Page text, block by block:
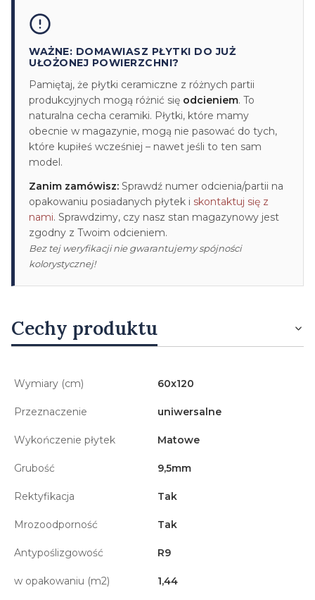
WAŻNE: DOMAWIASZ PŁYTKI DO JUŻ
UŁOŻONEJ POWIERZCHNI?
Pamiętaj, że płytki ceramiczne z różnych partii
produkcyjnych mogą różnić się odcieniem. To
naturalna cecha ceramiki. Płytki, które mamy
obecnie w magazynie, mogą nie pasować do tych,
które kupiłeś wcześniej – nawet jeśli to ten sam
model.
Zanim zamówisz: Sprawdź numer odcienia/partii na
opakowaniu posiadanych płytek i skontaktuj się z
nami. Sprawdzimy, czy nasz stan magazynowy jest
zgodny z Twoim odcieniem.
Bez tej weryfikacji nie gwarantujemy spójności
kolorystycznej!
Cechy produktu
Wymiary (cm) 60x120
Przeznaczenie uniwersalne
Wykończenie płytek Matowe
Grubość 9,5mm
Rektyfikacja Tak
Mrozoodporność Tak
Antypoślizgowość R9
w opakowaniu (m2) 1,44